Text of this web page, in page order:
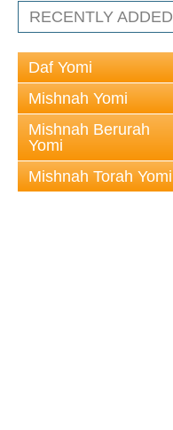
RECENTLY ADDED
Daf Yomi
Mishnah Yomi
Mishnah Berurah
Yomi
Mishnah Torah Yomi